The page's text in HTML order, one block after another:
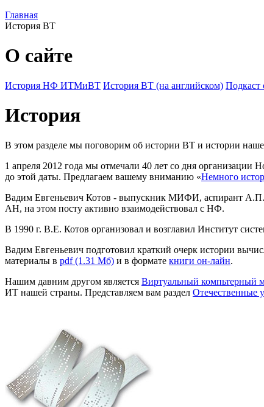
Главная
История ВТ
О сайте
История НФ ИТМиВТ История ВТ (на английском)
История
В этом разделе мы поговорим об истории ВТ и истории
1 апреля 2012 года мы отмечали 40 лет со дня организации
до этой даты. Предлагаем вашему вниманию «Немного
Вадим Евгеньевич Котов - выпускник МИФИ, аспирант А.П.
АН, на этом посту активно взаимодействовал с НФ.
В 1990 г. В.Е. Котов организовал и возглавил Институт
Вадим Евгеньевич подготовил краткий очерк истории
материалы в pdf (1.31 Мб) и в формате книги он-лайн.
Нашим давним другом является Виртуальный компьтерный
ИТ нашей страны. Представляем вам раздел Отечественные